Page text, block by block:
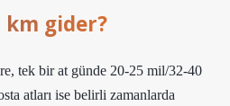
km gider?
tek bir at günde 20-25 mil/32-40
atları ise belirli zamanlarda